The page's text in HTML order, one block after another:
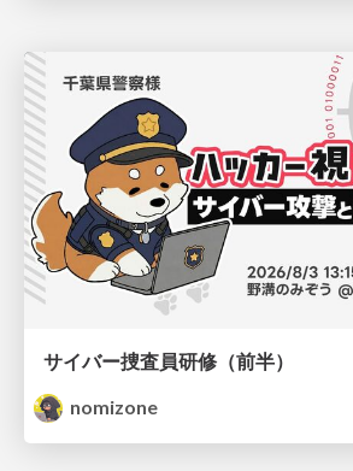
サイバー捜査員研修（前半）
nomizone